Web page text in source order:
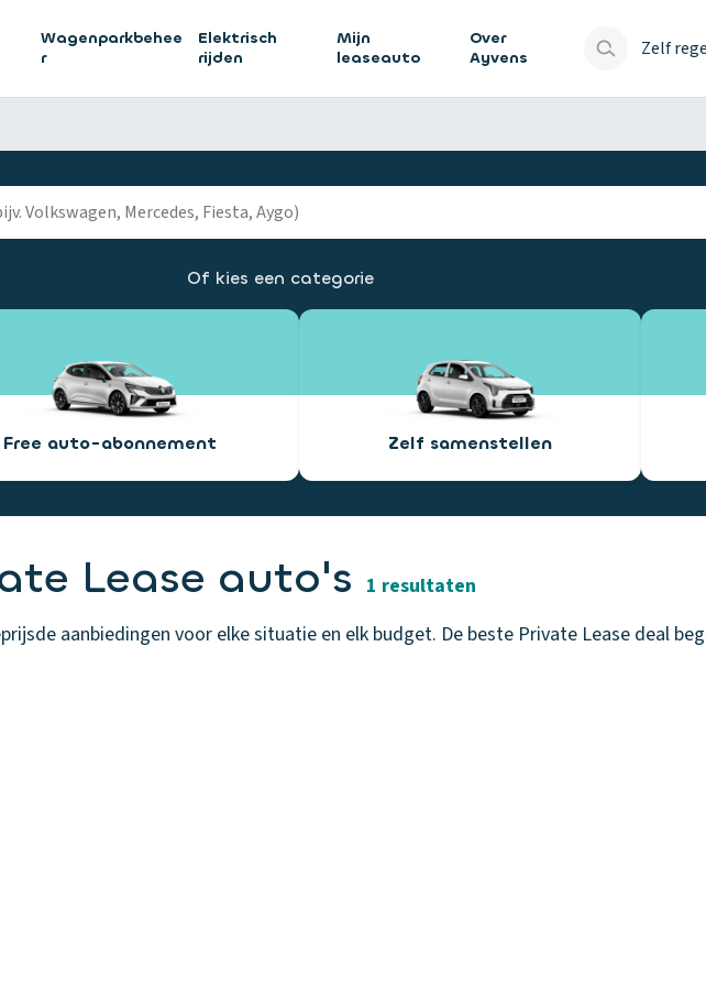
Wagenparkbehee
r
Elektrisch
rijden
Mijn
leaseauto
Over
Ayvens
Zelf
Of kies een categorie
Free auto-abonnement Zelf samenstellen
Lease auto's 1 resultaten
aanbiedingen voor elke situatie en elk budget. De beste Private Lease deal